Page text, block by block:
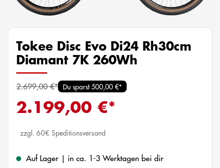
Tokee Disc Evo Di24 Rh30cm
Diamant 7K 260Wh
2.699,00 €* Du sparst 500,00 €*
2.199,00 €*
zzgl. 60€ Speditionsversand
Auf Lager | in ca. 1-3 Werktagen bei dir